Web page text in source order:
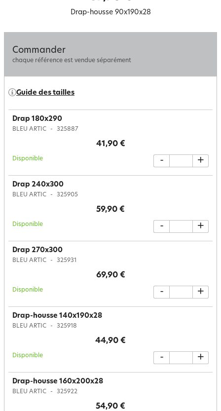
Drap-housse 90x190x28
Commander
chaque référence est vendue séparément
Guide des tailles
Drap 180x290
BLEU ARTIC 325887
41,90 €
Disponible - +
Drap 240x300
BLEU ARTIC 325905
59,90 €
Disponible - +
Drap 270x300
BLEU ARTIC 325931
69,90 €
Disponible - +
Drap-housse 140x190x28
BLEU ARTIC 325918
44,90 €
Disponible - +
Drap-housse 160x200x28
BLEU ARTIC 325922
54,90 €